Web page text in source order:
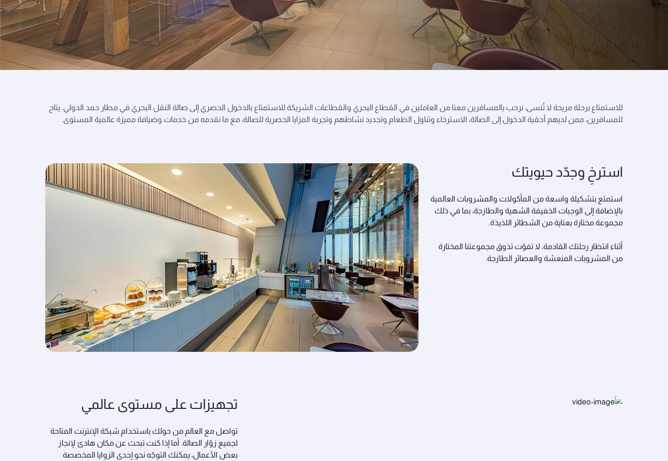
للاستمتاع برحلة مريحة لا تُنسى، نرحب بالمسافرين معنا من العاملين في القطاع البحري والقطاعات الشريكة للاستمتاع بالدخول الحصري إلى صالة النقل البحري في مطار حمد الدولي. يتاح
للمسافرين، ممن لديهم أحقية الدخول إلى الصالة، الاسترخاء وتناول الطعام وتجديد نشاطهم وتجربة المزايا الحصرية للصالة، مع ما نقدمه من خدمات وضيافة مميزة عالمية المستوى.
استرخِ وجدّد حيويتك
استمتع بتشكيلة واسعة من المأكولات والمشروبات العالمية
بالإضافة إلى الوجبات الخفيفة الشهية والطازجة، بما في ذلك
مجموعة مختارة بعناية من الشطائر اللذيذة.
أثناء انتظار رحلتك القادمة، لا تفوّت تذوق مجموعتنا المختارة
من المشروبات المنعشة والعصائر الطازجة.
تجهيزات على مستوى عالمي
تواصل مع العالم من حولك باستخدام شبكة الإنترنت المتاحة
لجميع زوّار الصالة. أما إذا كنت تبحث عن مكان هادئ لإنجاز
بعض الأعمال، يمكنك التوجّه نحو إحدى الزوايا المخصصة